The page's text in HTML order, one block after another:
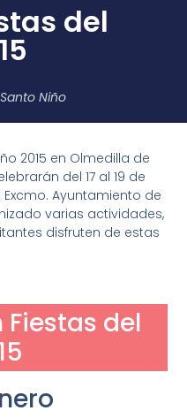
del
Santo Niño
2015 en Olmedilla de
del 17 al 19 de
Excmo. Ayuntamiento de
varias actividades,
disfruten de estas
del